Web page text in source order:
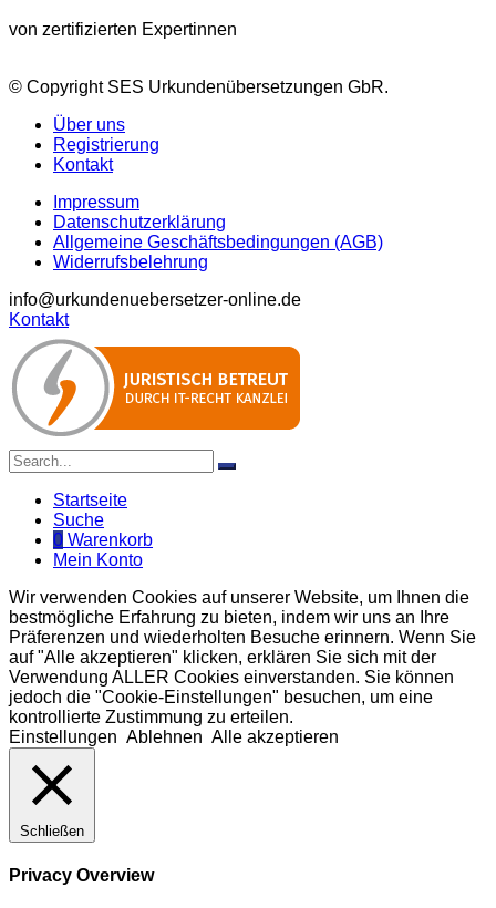
von zertifizierten Expertinnen
© Copyright SES Urkundenübersetzungen GbR.
Über uns
Registrierung
Kontakt
Impressum
Datenschutzerklärung
Allgemeine Geschäftsbedingungen (AGB)
Widerrufsbelehrung
info@urkundenuebersetzer-online.de
Kontakt
Startseite
Suche
0 Warenkorb
Mein Konto
Wir verwenden Cookies auf unserer Website, um Ihnen die
bestmögliche Erfahrung zu bieten, indem wir uns an Ihre
Präferenzen und wiederholten Besuche erinnern. Wenn Sie
auf "Alle akzeptieren" klicken, erklären Sie sich mit der
Verwendung ALLER Cookies einverstanden. Sie können
jedoch die "Cookie-Einstellungen" besuchen, um eine
kontrollierte Zustimmung zu erteilen.
Einstellungen Ablehnen Alle akzeptieren
Schließen
Privacy Overview